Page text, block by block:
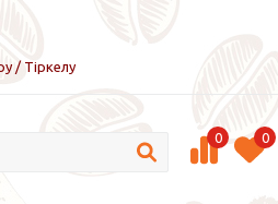
/ Тіркелу
0 0